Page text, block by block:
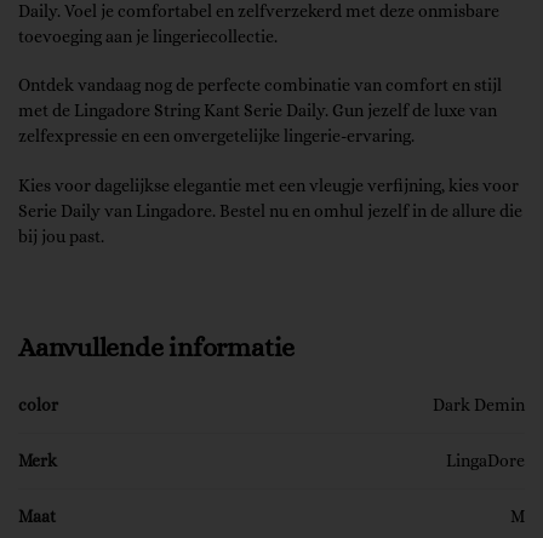
Daily. Voel je comfortabel en zelfverzekerd met deze onmisbare
toevoeging aan je lingeriecollectie.
Ontdek vandaag nog de perfecte combinatie van comfort en stijl
met de Lingadore String Kant Serie Daily. Gun jezelf de luxe van
zelfexpressie en een onvergetelijke lingerie-ervaring.
Kies voor dagelijkse elegantie met een vleugje verfijning, kies voor
Serie Daily van Lingadore. Bestel nu en omhul jezelf in de allure die
bij jou past.
Aanvullende informatie
color Dark Demin
Merk LingaDore
Maat M